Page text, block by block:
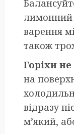
лимонний
варення
також
Горіхи
на
відразу
м’який,